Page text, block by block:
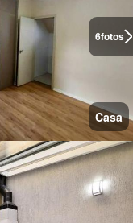
6fotos
Casa